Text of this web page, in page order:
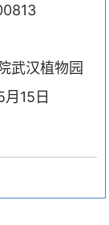
武汉植物园
月 15日